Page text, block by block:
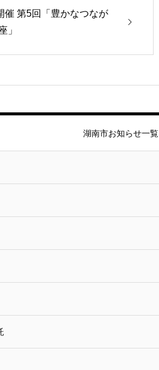
催 第5回「豊かなつなが
」
湖南市お知らせ一覧